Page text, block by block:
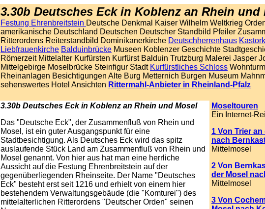
3.30b Deutsches Eck in Koblenz an Rhein und
Festung Ehrenbreitstein Deutsche Denkmal Kaiser Wilhelm Weltkrieg
amerikanische Deutschland Deutschen Deutscher Standbild Pfeiler
Ritterordens Reiterstandbild Dominikanerkirche Deutschherrenhaus
Liebfrauenkirche Balduinbrücke Museen Koblenzer Geschichte
Römerzeit Mittelalter Kurfürsten Kurfürst Balduin Trutzburg Malerei Jasper
Mittelgebirge Moselbrücke Steinfigur Stadt Kurfürstliches Schloss Wohnturm
Rheinanlagen Besichtigungen Alte Burg Metternich Burgen Museum
sehenswertes Hotel Ansichten Rittermahl-Anbieter in Rheinland-Pfalz
3.30b Deutsches Eck in Koblenz an Rhein und Mosel
Das "Deutsche Eck", der Zusammenfluß von Rhein und
Mosel, ist ein guter Ausgangspunkt für eine
Stadtbesichtigung. Als Deutsches Eck wird das spitz
auslaufende Stück Land am Zusammenfluß von Rhein und
Mosel genannt. Von hier aus hat man eine herrliche
Aussicht auf die Festung Ehrenbreitstein auf der
gegenüberliegenden Rheinseite. Der Name "Deutsches
Eck" besteht erst seit 1216 und erhielt von einem hier
bestehendem Verwaltungsgebäude (die "Komturei") des
mittelalterlichen Ritterordens "Deutscher Orden" seinen
Moseltouren
Ein Internet-
1 Von Trier an
nach
Mittelmosel
2 Von
der Mosel
Mittelmosel
3 Von